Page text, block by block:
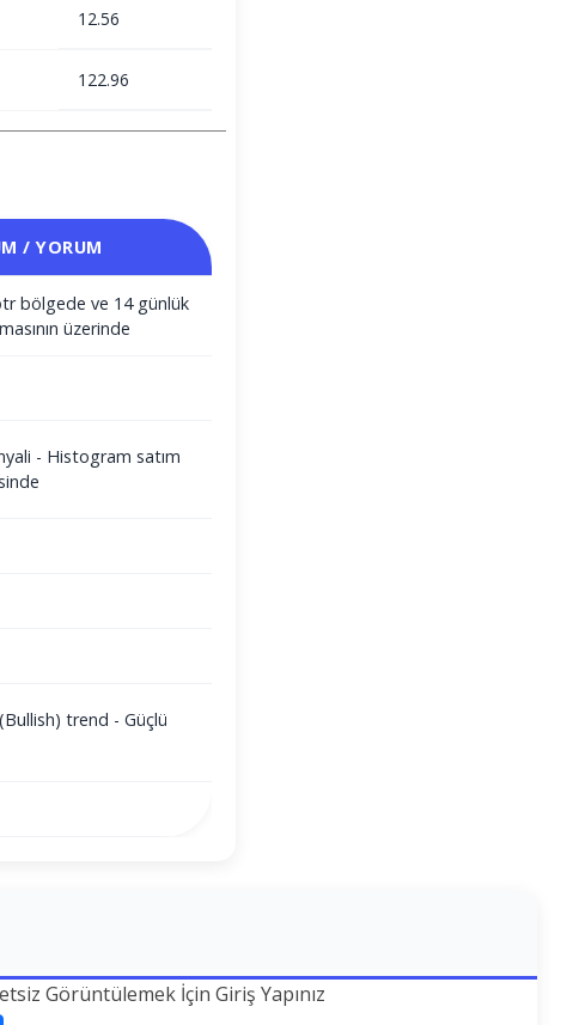
12.56
122.96
/ YORUM
bölgede ve 14 günlük
üzerinde
- Histogram satım
trend - Güçlü
Görüntülemek İçin Giriş Yapınız